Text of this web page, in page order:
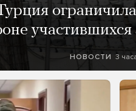
НОВОСТИ 3